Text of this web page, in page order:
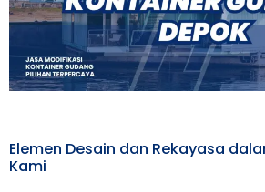
Elemen Desain dan Rekayasa
Kami